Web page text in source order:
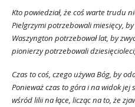
Kto powiedział, że coś warte trudu
Pielgrzymi potrzebowali miesięcy,
Waszyngton potrzebował lat, by
pionierzy potrzebowali
Czas to coś, czego używa Bóg, by
Ponieważ czas to góra i na widok jej
wśród lilii na łące, licząc na to, że